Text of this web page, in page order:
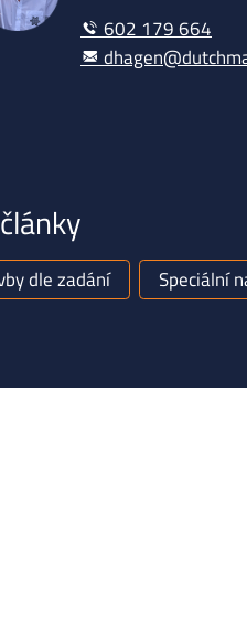
602 179 664
dle zadání Speciální